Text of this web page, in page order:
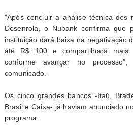
"Após concluir a análise técnica dos
Desenrola, o Nubank confirma que
instituição dará baixa na negativação
até R$ 100 e compartilhará mais
conforme avançar no
comunicado.
Os cinco grandes bancos -Itaú,
Brasil e Caixa- já haviam anunciado
programa.